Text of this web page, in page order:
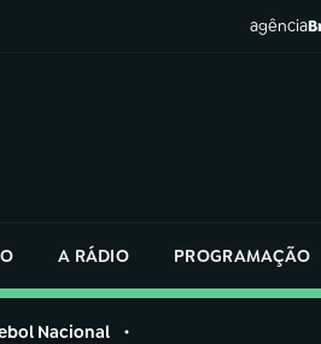
agência
A RÁDIO PROGRAMAÇÃO
Nacional